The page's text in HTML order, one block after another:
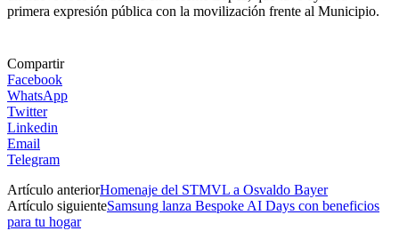
primera expresión pública con la movilización frente al Municipio.
Compartir
Facebook
WhatsApp
Twitter
Linkedin
Email
Telegram
Artículo anteriorHomenaje del STMVL a Osvaldo Bayer
Artículo siguienteSamsung lanza Bespoke AI Days con beneficios
para tu hogar